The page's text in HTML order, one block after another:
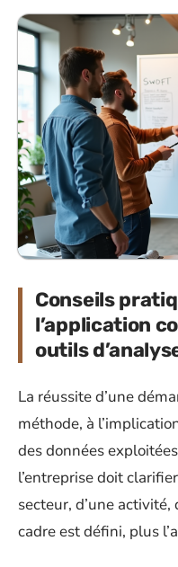
Conseils
l’application
outils
La réussite d’une
méthode, à
des données
l’entreprise doit
secteur, d’une activité,
cadre est défini, plus